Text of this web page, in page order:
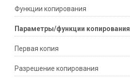
Функции копирования
Параметры/функции копирования
Первая копия
Разрешение копирования